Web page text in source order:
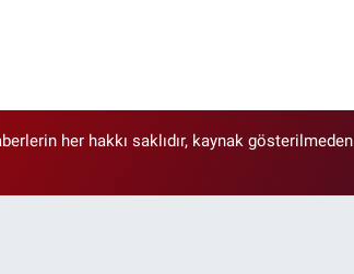
her hakkı saklıdır, kaynak gösterilmeden